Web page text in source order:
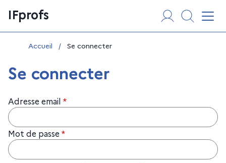
au
contenu
IFprofs
Vous êtes ici :
Accueil / Se connecter
Se connecter
Adresse email *
Mot de passe *